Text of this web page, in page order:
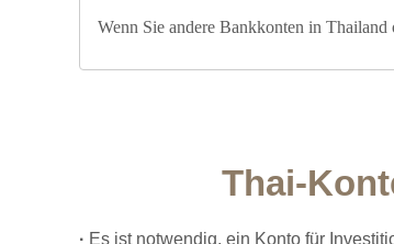
Wenn Sie andere Bankkonten in
Thai-
· Es ist notwendig, ein Konto für